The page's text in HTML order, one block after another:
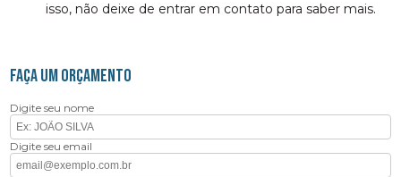
isso, não deixe de entrar em contato para saber mais.
FAÇA UM ORÇAMENTO
Digite seu nome
Digite seu email